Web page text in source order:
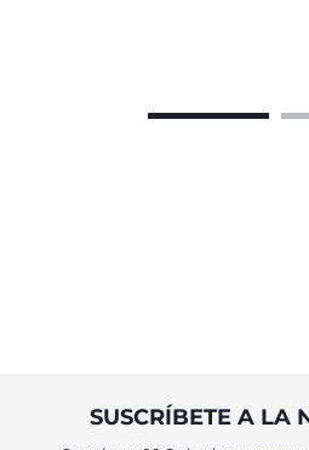
SUSCRÍBETE A LA